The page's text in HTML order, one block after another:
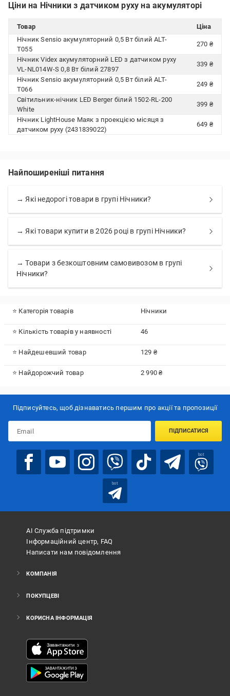
Ціни на Нічники з датчиком руху на акумуляторі
Товар
Ціна
Нічник Sensio акумуляторний 0,5 Вт білий ALT-
T055
270 ₴
Нічник Videx акумуляторний LED з датчиком руху
VL-NL014W-S 0,8 Вт білий 27897
339 ₴
Нічник Sensio акумуляторний 0,5 Вт білий ALT-
T066
249 ₴
Світильник-нічник LED Berger білий 1502-RL-200
White
399 ₴
Нічник LightHouse Маяк з проекцією місяця з
датчиком руху (2431839022)
649 ₴
Найпоширеніші питання
→ Які недорогі товари в групі Нічники?
→ Які товари купити в 2026 році в групі Нічники?
→ Товари з безкоштовним самовивозом в групі
Нічники?
⭐ Категорія товарів Нічники
⭐ Кількість товарів у наявності 46
⭐ Найдешевший товар 129 ₴
⭐ Найдорожчий товар 2 990 ₴
Підписуйтесь, щоб дізнаватись першим про акції та пропозиції
ПІДПИСАТИСЯ
bot
bot
АІ Служба підтримки
Інформаційний центр, FAQ
Написати нам повідомлення
КОМПАНІЯ
ПОКУПЦЕВІ
КОРИСНА ІНФОРМАЦІЯ